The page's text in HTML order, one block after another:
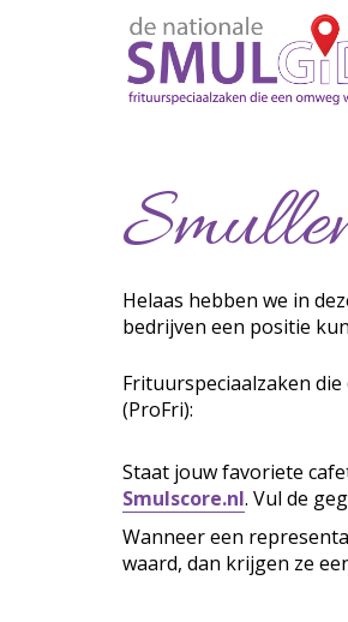
Helaas hebben we in
bedrijven een positie
Frituurspeciaalzaken
(ProFri):
Staat jouw favoriete
Smulscore.nl. Vul de
Wanneer een
waard, dan krijgen ze